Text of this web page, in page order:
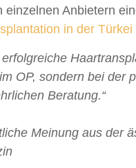
einzelnen Anbietern
in der Türkei
erfolgreiche
OP, sondern bei der
Beratung.“
Meinung aus der